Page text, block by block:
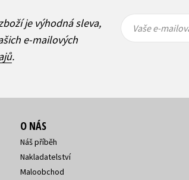
je výhodná sleva,
e-mailových
.
mailová
mailová
Vaše e-
O NÁS
Náš příběh
Nakladatelství
Maloobchod